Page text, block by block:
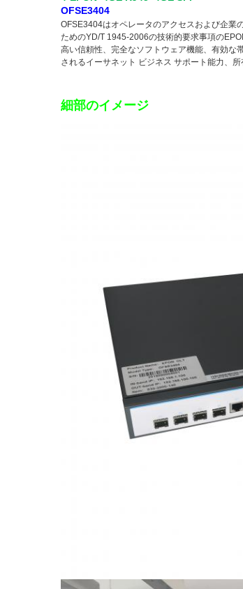
OFSE3404
OFSE3404はオペレータのアクセスおよび企業
ためのYD/T 1945-2006の技術的要求事項の
高い信頼性、完全なソフトウェア機能、有効な
されるイーサネット ビジネス サポート能力、所
細部のイメージ